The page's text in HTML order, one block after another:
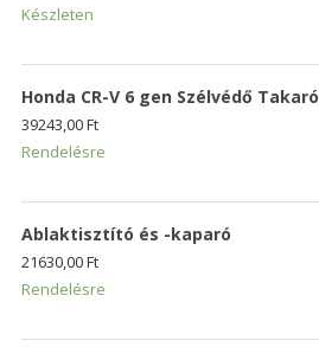
Készleten
Honda CR-V 6 gen Szélvédő Takaró
39243,00Ft
Rendelésre
Ablaktisztító és -kaparó
21630,00Ft
Rendelésre